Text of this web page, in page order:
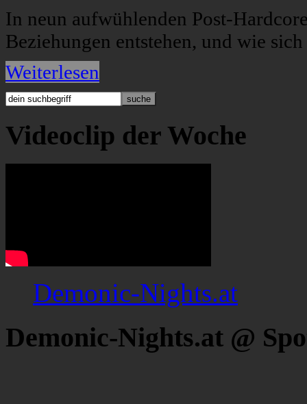
In neun aufwühlenden Post-
Beziehungen entstehen, und wie
Weiterlesen
Videoclip der Woche
Demonic-Nights.at
Demonic-Nights.at @